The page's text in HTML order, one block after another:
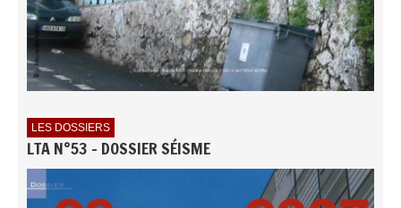
LES DOSSIERS
LTA N°53 - DOSSIER SÉISME